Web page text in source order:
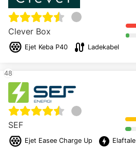
Clever Box
Ejet Keba P40 cable Ladekabel
48
SEF
Ejet Easee Charge Up offline_bolt Elaftale